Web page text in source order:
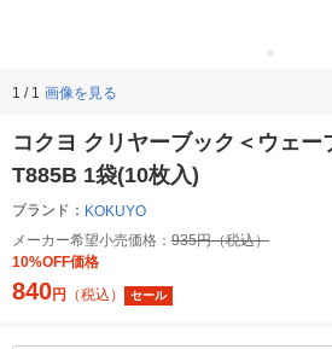
1 / 1 画像を見る
コクヨ クリヤーブック＜ウェー
T885B 1袋(10枚入)
ブランド： KOKUYO
メーカー希望小売価格： 935円（税込）
10%OFF価格
840円 （税込） セール